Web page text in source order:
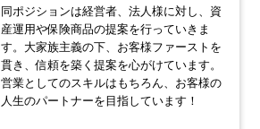
同ポジションは経営者、法人様に対し、資
産運用や保険商品の提案を行っていきま
す。大家族主義の下、お客様ファーストを
貫き、信頼を築く提案を心がけています。
営業としてのスキルはもちろん、お客様の
人生のパートナーを目指しています！